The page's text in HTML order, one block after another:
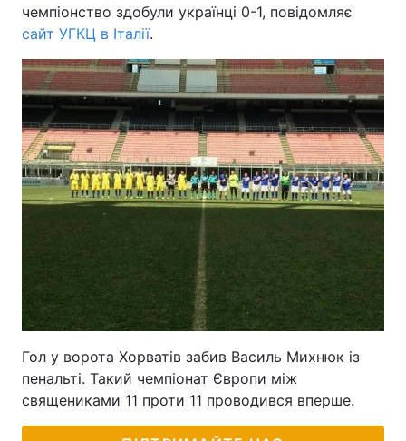
чемпіонство здобули українці 0-1, повідомляє
сайт УГКЦ в Італії.
Гол у ворота Хорватів забив Василь Михнюк із
пенальті. Такий чемпіонат Європи між
священиками 11 проти 11 проводився вперше.